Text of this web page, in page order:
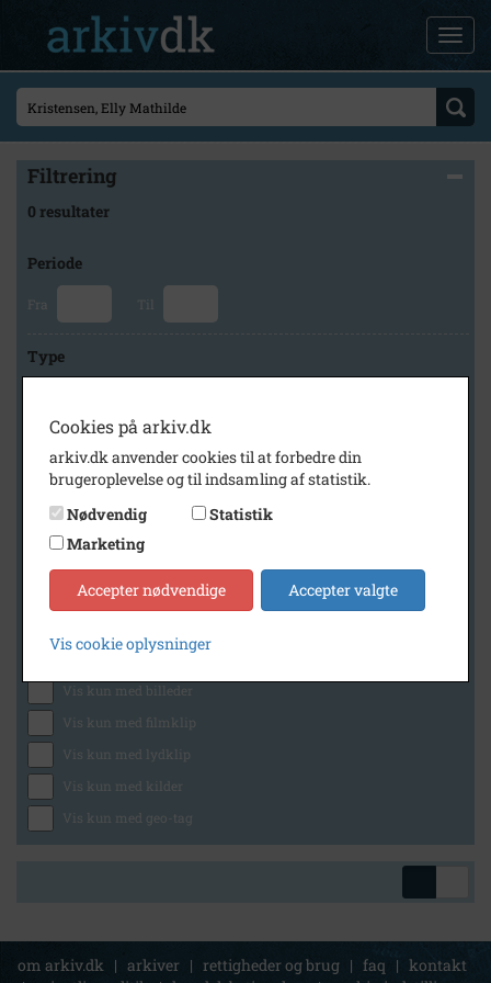
Filtrering
0 resultater
Periode
Fra Til
Type
Arkiv
Holbæk-Arkiverne / Tølløse Lokalarkiv
Generelt
Vis kun med billeder
Vis kun med filmklip
Vis kun med lydklip
Vis kun med kilder
Vis kun med geo-tag
om arkiv.dk | arkiver | rettigheder og brug | faq | kontakt
Cookies på arkiv.dk
arkiv.dk anvender cookies til at forbedre din
brugeroplevelse og til indsamling af statistik.
Nødvendig
Statistik
Marketing
Accepter nødvendige Accepter valgte
Vis cookie oplysninger